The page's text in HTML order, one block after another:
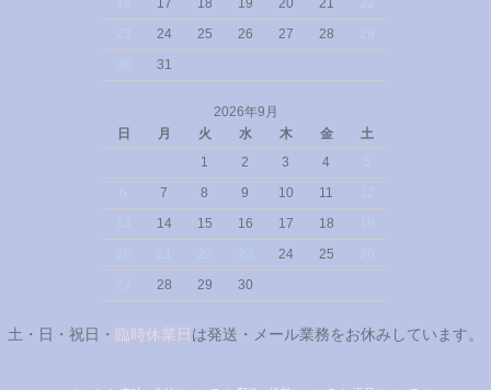
17 18 19 20 21
24 25 26 27 28
31
2026年9月
日
月 火 水 木 金
土
1
2 3 4
7 8 9 10 11
14 15 16 17 18
24 25
28 29 30
土・日・祝日・ 臨時休業日 は発送・メール業務をお休みしています。